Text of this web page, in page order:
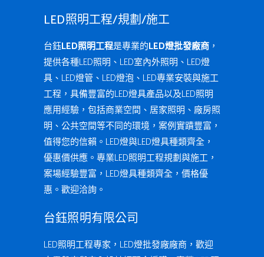
LED照明工程/規劃/施工
台鈺LED照明工程是專業的LED燈批發廠商 ，
提供各種LED照明、LED室內外照明、LED燈
具、LED燈管、LED燈泡、LED專業安裝與施工
工程，具備豐富的LED燈具產品以及LED照明
應用經驗，包括商業空間、居家照明、廠房照
明、公共空間等不同的環境，案例實蹟豐富，
值得您的信賴。LED燈與LED燈具種類齊全，
優惠價供應。專業LED照明工程規劃與施工，
案場經驗豐富，LED燈具種類齊全，價格優
惠。歡迎洽詢。
台鈺照明有限公司
LED照明工程專家，LED燈批發廠廠商，歡迎